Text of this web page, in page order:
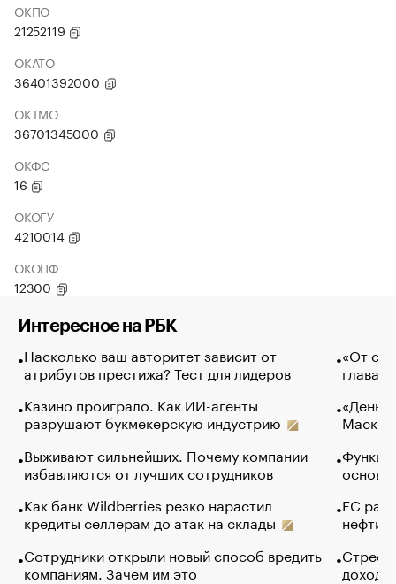
ОКПО
21252119
ОКАТО
36401392000
ОКТМО
36701345000
ОКФС
16
ОКОГУ
4210014
ОКОПФ
12300
Интересное на РБК
Насколько ваш авторитет зависит от
атрибутов престижа? Тест для лидеров
Казино проиграло. Как ИИ-агенты
разрушают букмекерскую индустрию
Выживают сильнейших. Почему компании
избавляются от лучших сотрудников
Как банк Wildberries резко нарастил
кредиты селлерам до атак на склады
Сотрудники открыли новый способ вредить
компаниям. Зачем им это
«От
глава
Маск в
основ
ЕС
нефти